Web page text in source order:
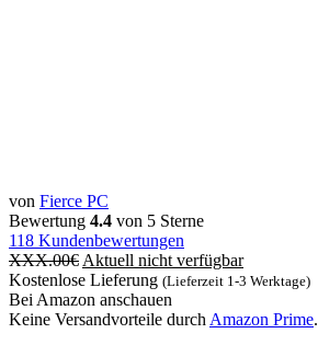
von Fierce PC
Bewertung 4.4 von 5 Sterne
118 Kundenbewertungen
XXX.00€ Aktuell nicht verfügbar
Kostenlose Lieferung (Lieferzeit 1-3 Werktage)
Bei Amazon anschauen
Keine Versandvorteile durch Amazon Prime.